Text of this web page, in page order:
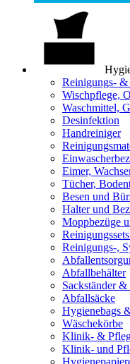
Reinigungs- &
Wischpflege,
Waschmittel,
Desinfektion
Handreiniger
Eimer,
Tücher,
Besen und
Halter und
Moppbezüge
Reinigungs-,
Abfallbehälter
Sackständer
Abfallsäcke
Hygienebags
Wäschekörbe
Klinik- &
Klinik- und